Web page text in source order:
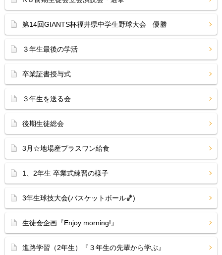
第14回GIANTS杯福井県中学生野球大会 優勝
３年生最後の学活
卒業証書授与式
３年生を送る会
後期生徒総会
3月☆地場産プラスワン給食
1、2年生 卒業式練習の様子
3年生球技大会(バスケットボール🏀)
生徒会企画『Enjoy morning!』
進路学習（2年生）『３年生の先輩から学ぶ』